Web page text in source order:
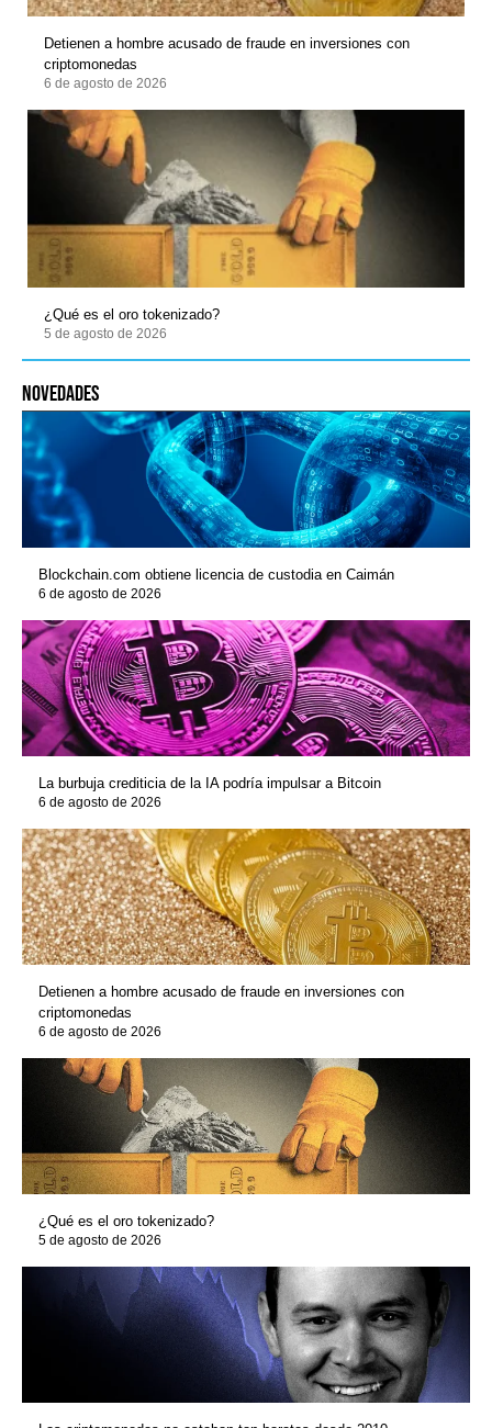
Detienen a hombre acusado de fraude en inversiones con
criptomonedas
6 de agosto de 2026
¿Qué es el oro tokenizado?
5 de agosto de 2026
novedades
Blockchain.com obtiene licencia de custodia en Caimán
6 de agosto de 2026
La burbuja crediticia de la IA podría impulsar a Bitcoin
6 de agosto de 2026
Detienen a hombre acusado de fraude en inversiones con
criptomonedas
6 de agosto de 2026
¿Qué es el oro tokenizado?
5 de agosto de 2026